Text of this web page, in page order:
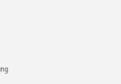
und An­lagen­tech­nik (HEAT)
zum Wintersemester.
aufgelegten
Haus-, Energie- und